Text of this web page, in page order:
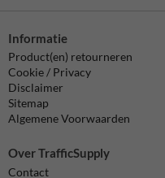
Informatie
Product(en) retourneren
Cookie / Privacy
Disclaimer
Sitemap
Algemene Voorwaarden
Over TrafficSupply
Contact